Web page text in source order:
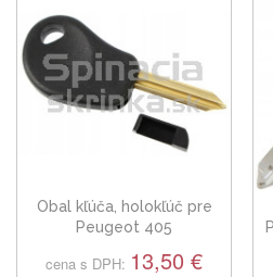
Obal kľúča, holokľúč pre
Peugeot 405
cena s DPH: 13,50 €